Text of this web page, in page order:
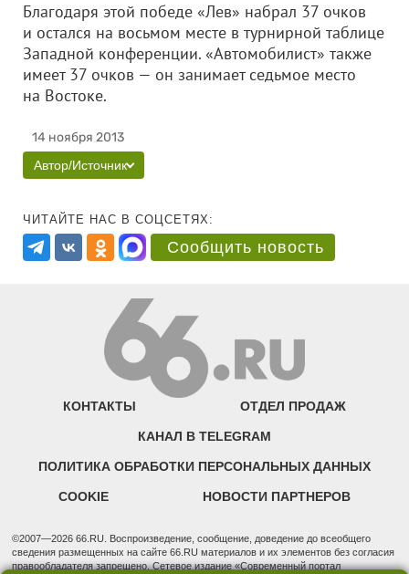
Благодаря этой победе «Лев» набрал 37 очков
и остался на восьмом месте в турнирной таблице
Западной конференции. «Автомобилист» также
имеет 37 очков — он занимает седьмое место
на Востоке.
14 ноября 2013
Автор/Источник
ЧИТАЙТЕ НАС В СОЦСЕТЯХ:
Сообщить новость
КОНТАКТЫ ОТДЕЛ ПРОДАЖ
КАНАЛ В TELEGRAM
ПОЛИТИКА ОБРАБОТКИ ПЕРСОНАЛЬНЫХ ДАННЫХ
COOKIE НОВОСТИ ПАРТНЕРОВ
©2007—2026 66.RU. Воспроизведение, сообщение, доведение до всеобщего
сведения размещенных на сайте 66.RU материалов и их элементов без согласия
правообладателя запрещено. Сетевое издание «Современный портал